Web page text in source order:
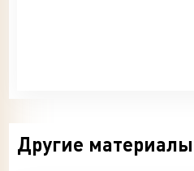
Другие